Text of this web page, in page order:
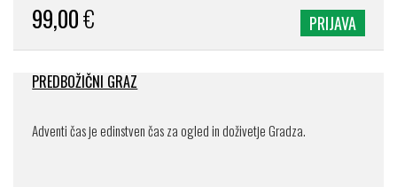
99,00€ PRIJAVA
PREDBOŽIČNI GRAZ
Adventi čas je edinstven čas za ogled in doživetje Gradza.